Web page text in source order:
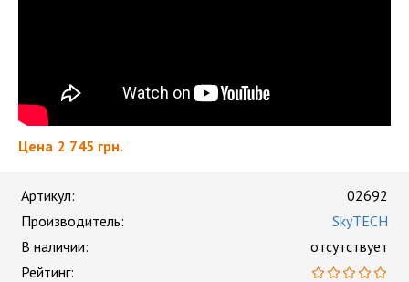
Цена 2 745 грн.
Артикул:
02692
Производитель:
SkyTECH
В наличии:
отсутствует
Рейтинг: